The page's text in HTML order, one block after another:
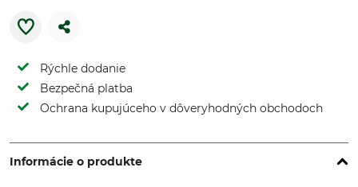
Rýchle dodanie
Bezpečná platba
Ochrana kupujúceho v dôveryhodných obchodoch
Informácie o produkte